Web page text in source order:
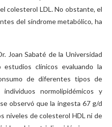
colesterol LDL. No obstante, el
del síndrome metabólico, ha
Joan Sabaté de la Universidad
clínicos evaluando la
de diferentes tipos de
normolipidémicos y
observó que la ingesta 67 g/d
niveles de colesterol HDL ni de